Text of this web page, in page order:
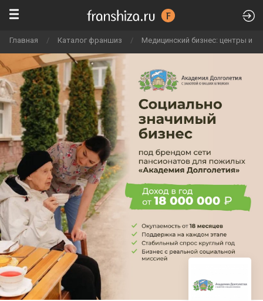
Главная / Каталог франшиз / Медицинский бизнес: центры и